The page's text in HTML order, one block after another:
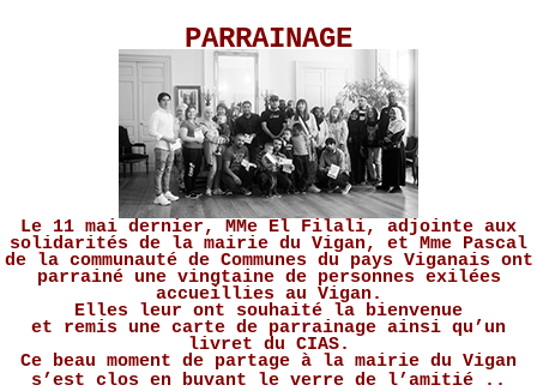
PARRAINAGE
Le 11 mai dernier, MMe El Filali, adjointe aux
solidarités de la mairie du Vigan, et Mme Pascal
de la communauté de Communes du pays Viganais ont
parrainé une vingtaine de personnes exilées
accueillies au Vigan.
Elles leur ont souhaité la bienvenue
et remis une carte de parrainage ainsi qu’un
livret du CIAS.
Ce beau moment de partage à la mairie du Vigan
s’est clos en buvant le verre de l’amitié ..